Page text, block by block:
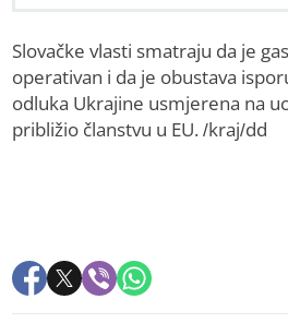
Slovačke vlasti smatraju da je
operativan i da je obustava
odluka Ukrajine usmjerena na
približio članstvu u EU. /kraj/dd